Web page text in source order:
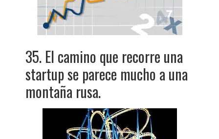
35. El camino que recorre una
startup se parece mucho a una
montaña rusa.